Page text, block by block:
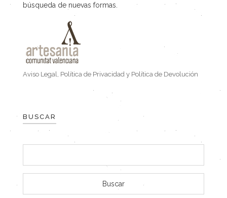
búsqueda de nuevas formas.
Aviso Legal, Política de Privacidad y Política de Devolución
BUSCAR